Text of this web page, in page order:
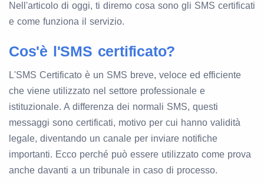
Nell'articolo di oggi, ti diremo cosa sono gli SMS certificati
e come funziona il servizio.
Cos'è l'SMS certificato?
L'SMS Certificato è un SMS breve, veloce ed efficiente
che viene utilizzato nel settore professionale e
istituzionale. A differenza dei normali SMS, questi
messaggi sono certificati, motivo per cui hanno validità
legale, diventando un canale per inviare notifiche
importanti. Ecco perché può essere utilizzato come prova
anche davanti a un tribunale in caso di processo.